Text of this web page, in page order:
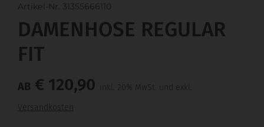
Artikel-Nr. 31355666110
DAMENHOSE REGULAR
FIT
AB € 120,90
inkl. 20% MwSt. und exkl.
Versandkosten